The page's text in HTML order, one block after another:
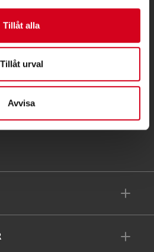
Tillåt alla
Tillåt urval
Avvisa
0075 | Swishgåva 90 100